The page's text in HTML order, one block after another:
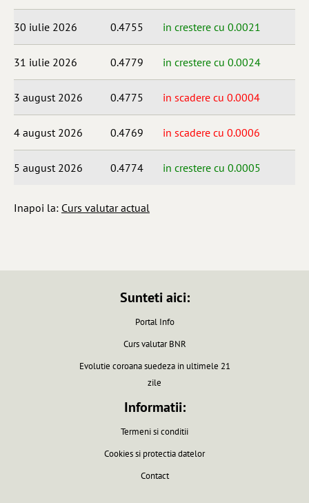
30 iulie 2026 0.4755 in crestere cu 0.0021
31 iulie 2026 0.4779 in crestere cu 0.0024
3 august 2026 0.4775 in scadere cu 0.0004
4 august 2026 0.4769 in scadere cu 0.0006
5 august 2026 0.4774 in crestere cu 0.0005
Inapoi la: Curs valutar actual
Sunteti aici:
Portal Info
Curs valutar BNR
Evolutie coroana suedeza in ultimele 21
zile
Informatii:
Termeni si conditii
Cookies si protectia datelor
Contact